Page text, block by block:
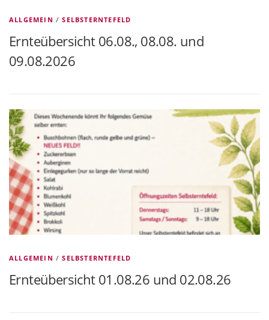
ALLGEMEIN /SELBSTERNTEFELD
Ernteübersicht 06.08., 08.08. und
09.08.2026
ALLGEMEIN /SELBSTERNTEFELD
Ernteübersicht 01.08.26 und 02.08.26